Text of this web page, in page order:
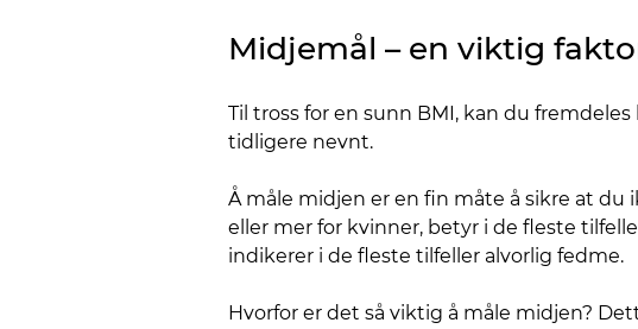
Midjemål – en viktig
Til tross for en sunn BMI, kan du
tidligere nevnt.
Å måle midjen er en fin måte å sikre at
eller mer for kvinner, betyr i de fleste
indikerer i de fleste tilfeller alvorlig fedme.
Hvorfor er det så viktig å måle midjen?